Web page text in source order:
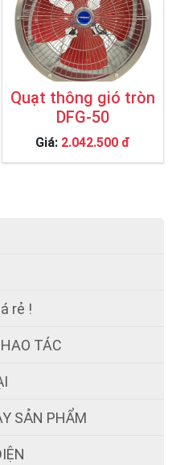
Quạt thông gió tròn
DFG-50
Giá: 2.042.500 đ
rẻ !
TÁC
SẢN PHẨM